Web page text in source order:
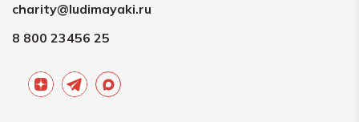
charity@ludimayaki.ru
8 800 23456 25